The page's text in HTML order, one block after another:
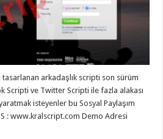
tasarlanan arkadaşlık scripti son sürüm
Scripti ve Twitter Scripti ile fazla alakası
isteyenler bu Sosyal Paylaşım
: www.kralscript.com Demo Adresi